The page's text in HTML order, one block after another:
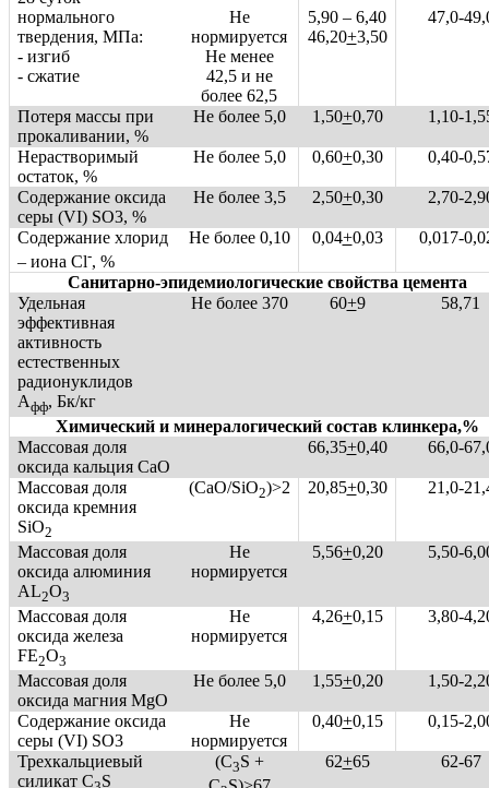
нормального
твердения, МПа:
- изгиб
- сжатие
Не
нормируется
Не менее
42,5 и не
более 62,5
5,90 – 6,40
46,20+3,50
47,0-
Потеря массы при
прокаливании, %
Не более 5,0 1,50+0,70 1,10-
Нерастворимый
остаток, %
Не более 5,0 0,60+0,30 0,40-
Содержание оксида
серы (VI) SO3, %
Не более 3,5 2,50+0,30 2,70-
Содержание хлорид
– иона Cl-, %
Не более 0,10 0,04+0,03 0,017-
Санитарно-эпидемиологические свойства цемента
Удельная
эффективная
активность
естественных
радионуклидов
Афф, Бк/кг
Не более 370 60+9 58,71
Химический и минералогический состав клинкера,%
Массовая доля
оксида кальция СаО
66,35+0,40 66,0-
Массовая доля
оксида кремния
SiO2
(СаО/SiO2)>2 20,85+0,30 21,0-
Массовая доля
оксида алюминия
АL2O3
Не
нормируется
5,56+0,20 5,50-
Массовая доля
оксида железа
FE2O3
Не
нормируется
4,26+0,15 3,80-
Массовая доля
оксида магния MgO
Не более 5,0 1,55+0,20 1,50-
Содержание оксида
серы (VI) SO3
Не
нормируется
0,40+0,15 0,15-
Трехкальциевый
силикат C S
(C3S +
62+65 62-67